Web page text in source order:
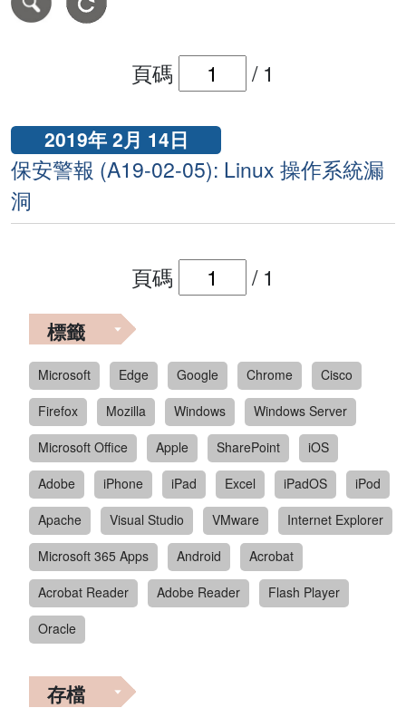
頁碼 / 1
2019年 2月 14日
保安警報 (A19-02-05): Linux 操作系統漏
洞
頁碼 / 1
標籤
Microsoft Edge Google Chrome
Cisco
Firefox
Mozilla Windows
Windows Server
Microsoft Office
Apple SharePoint
iOS
Adobe
iPhone iPad Excel iPadOS
iPod
Apache
Visual Studio VMware
Internet Explorer
Microsoft 365 Apps
Android
Acrobat
Acrobat Reader
Adobe Reader
Flash Player
Oracle
存檔